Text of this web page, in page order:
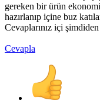
gereken bir ürün
hazırlanıp içine buz
Cevaplarınız içi
Cevapla